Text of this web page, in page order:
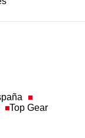
Top Gear